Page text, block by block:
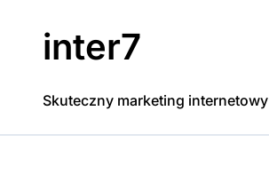
inter7
Skuteczny marketing internetowy